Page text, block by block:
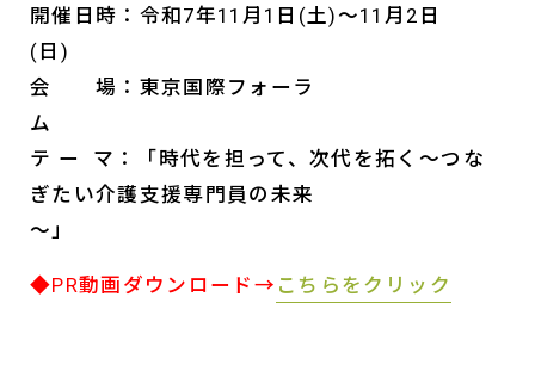
開催日時：令和7年11月1日(土)～11月2日
(
会 場：東京国際フォーラ
テ ー マ：「時代を担って、次代を拓く～つな
ぎたい介護支援専門員の未来
～」
◆PR動画ダウンロード→ こちらをクリック